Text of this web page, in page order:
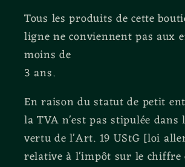
Tous les produits de cette
ligne ne conviennent pas aux
moins de
3 ans.
En raison du statut de petit
la TVA n'est pas stipulée dans
vertu de l'Art. 19 UStG [loi
relative à l'impôt sur le chiffre